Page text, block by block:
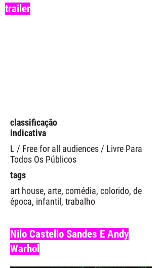
trailer
classificação
indicativa
L / Free for all audiences / Livre Para
Todos Os Públicos
tags
art house, arte, comédia, colorido, de
época, infantil, trabalho
Nilo Castello Sandes E Andy
Warhol